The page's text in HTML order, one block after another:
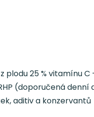
plodu 25 % vitamínu
(doporučená denní
aditiv a konzervantů